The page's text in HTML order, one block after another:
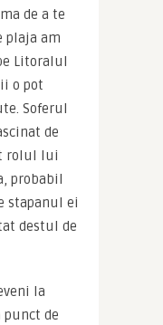
de a te
plaja am
Litoralul
o pot
Soferul
de
rolul lui
probabil
stapanul ei
destul de
la
de